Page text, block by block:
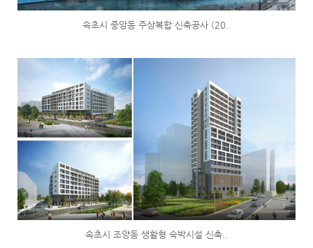
속초시 중앙동 주상복합 신축공사 (20..
속초시 조양동 생활형 숙박시설 신축..